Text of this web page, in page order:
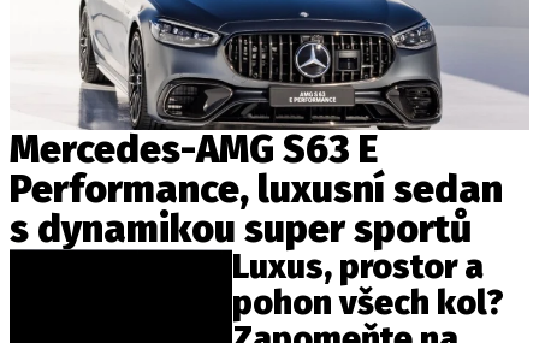
TECHNIKA
EKONOMIKA
ČESKÝ TRH
TUNING
PROFI
ELEKTRO
NOVINKY ZE SVĚTA EV
TESTY ELEKTROMOBILŮ
Mercedes-AMG S63 E
Performance, luxusní sedan
s dynamikou super sportů
Luxus, prostor a
pohon všech kol?